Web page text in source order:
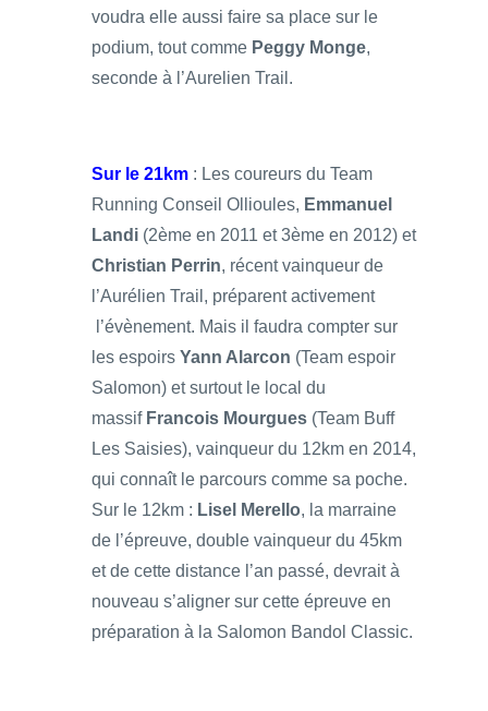
voudra elle aussi faire sa place sur le
podium, tout comme Peggy Monge,
seconde à l’Aurelien Trail.
Sur le 21km : Les coureurs du Team
Running Conseil Ollioules, Emmanuel
Landi (2ème en 2011 et 3ème en 2012) et
Christian Perrin, récent vainqueur de
l’Aurélien Trail, préparent activement
l’évènement. Mais il faudra compter sur
les espoirs Yann Alarcon (Team espoir
Salomon) et surtout le local du
massif Francois Mourgues (Team Buff
Les Saisies), vainqueur du 12km en 2014,
qui connaît le parcours comme sa poche.
Sur le 12km : Lisel Merello, la marraine
de l’épreuve, double vainqueur du 45km
et de cette distance l’an passé, devrait à
nouveau s’aligner sur cette épreuve en
préparation à la Salomon Bandol Classic.